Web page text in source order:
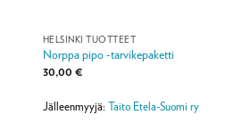
HELSINKI TUOTTEET
Norppa pipo -tarvikepaketti
30,00 €
Jälleenmyyjä: Taito Etela-Suomi ry